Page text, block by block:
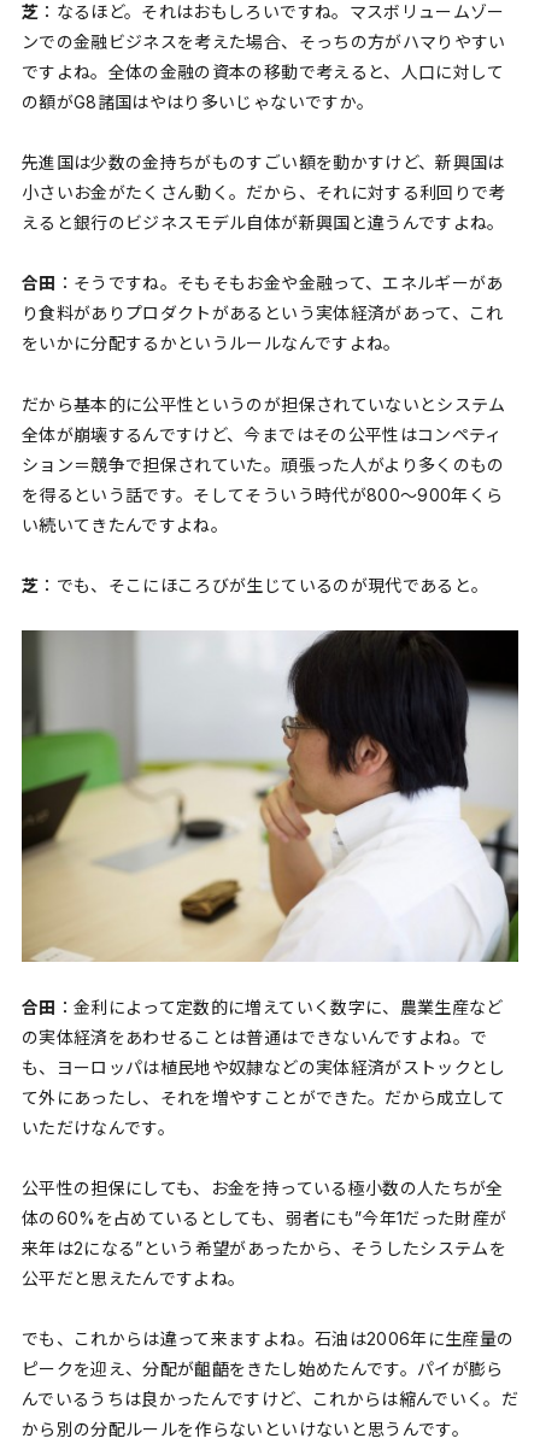
芝 ：なるほど。それはおもしろいですね。マスボリュームゾー
ンでの金融ビジネスを考えた場合、そっちの方がハマりやすい
ですよね。全体の金融の資本の移動で考えると、人口に対して
の額がG8諸国はやはり多いじゃないですか。
先進国は少数の金持ちがものすごい額を動かすけど、新興国は
小さいお金がたくさん動く。だから、それに対する利回りで考
えると銀行のビジネスモデル自体が新興国と違うんですよね。
合田 ：そうですね。そもそもお金や金融って、エネルギーがあ
り食料がありプロダクトがあるという実体経済があって、これ
をいかに分配するかというルールなんですよね。
だから基本的に公平性というのが担保されていないとシステム
全体が崩壊するんですけど、今まではその公平性はコンペティ
ション＝競争で担保されていた。頑張った人がより多くのもの
を得るという話です。そしてそういう時代が800〜900年くら
い続いてきたんですよね。
芝 ：でも、そこにほころびが生じているのが現代であると。
合田 ：金利によって定数的に増えていく数字に、農業生産など
の実体経済をあわせることは普通はできないんですよね。で
も、ヨーロッパは植民地や奴隷などの実体経済がストックとし
て外にあったし、それを増やすことができた。だから成立して
いただけなんです。
公平性の担保にしても、お金を持っている極小数の人たちが全
体の60%を占めているとしても、弱者にも”今年1だった財産が
来年は2になる”という希望があったから、そうしたシステムを
公平だと思えたんですよね。
でも、これからは違って来ますよね。石油は2006年に生産量の
ピークを迎え、分配が齟齬をきたし始めたんです。パイが膨ら
んでいるうちは良かったんですけど、これからは縮んでいく。だ
から別の分配ルールを作らないといけないと思うんです。